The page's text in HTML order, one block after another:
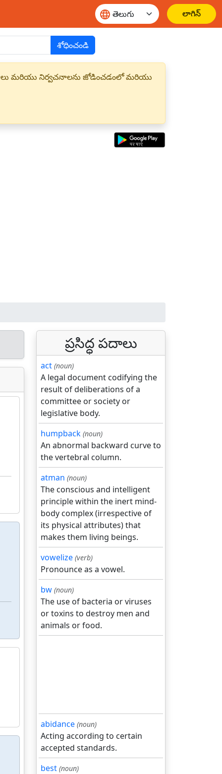
లాగిన్
శోధించండి
మరియు నిర్వచనాలను జోడించడంలో మరియు
ప్రసిద్ధ పదాలు
act (noun)
A legal document codifying the
result of deliberations of a
committee or society or
legislative body.
humpback (noun)
An abnormal backward curve to
the vertebral column.
atman (noun)
The conscious and intelligent
principle within the inert mind-
body complex (irrespective of
its physical attributes) that
makes them living beings.
vowelize (verb)
Pronounce as a vowel.
bw (noun)
The use of bacteria or viruses
or toxins to destroy men and
animals or food.
abidance (noun)
Acting according to certain
accepted standards.
best (noun)